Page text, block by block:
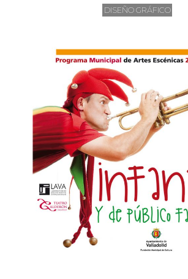
DISEÑO GRÁFICO